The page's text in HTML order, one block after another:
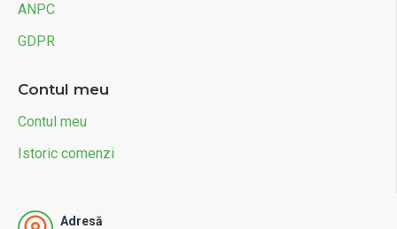
ANPC
GDPR
Contul meu
Contul meu
Istoric comenzi
Adresă